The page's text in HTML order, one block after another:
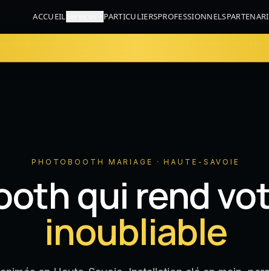
ACCUEIL PARTICULIERSPROFESSIONNELS
PHOTOBOOTH MARIAGE · HAUTE-SAVOIE
qui rend
inoubliable